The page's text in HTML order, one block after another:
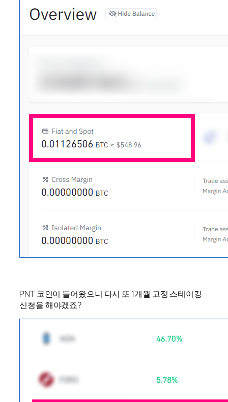
PNT 코인이 들어왔으니 다시 또 1개월 고정 스테이킹
신청을 해야겠죠?